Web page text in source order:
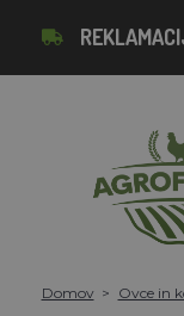
Domov Ovce in